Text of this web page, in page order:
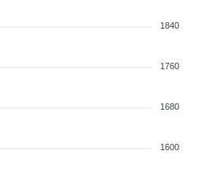
1840
1760
1680
1600